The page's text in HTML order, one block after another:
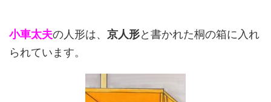
小車太夫の人形は、 京人形と書かれた桐の箱に入れ
られています。